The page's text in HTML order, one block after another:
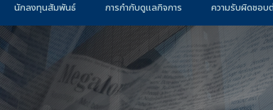
นักลงทุนสัมพันธ์ การกำกับดูแลกิจการ ความรับผิดชอบ